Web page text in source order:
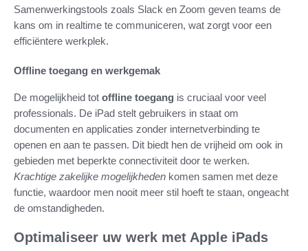
Samenwerkingstools zoals Slack en Zoom geven teams de
kans om in realtime te communiceren, wat zorgt voor een
efficiëntere werkplek.
Offline toegang en werkgemak
De mogelijkheid tot offline toegang is cruciaal voor veel
professionals. De iPad stelt gebruikers in staat om
documenten en applicaties zonder internetverbinding te
openen en aan te passen. Dit biedt hen de vrijheid om ook in
gebieden met beperkte connectiviteit door te werken.
Krachtige zakelijke mogelijkheden komen samen met deze
functie, waardoor men nooit meer stil hoeft te staan, ongeacht
de omstandigheden.
Optimaliseer uw werk met Apple iPads